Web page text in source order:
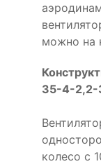
можно на
35-4-2,2-
колесо с